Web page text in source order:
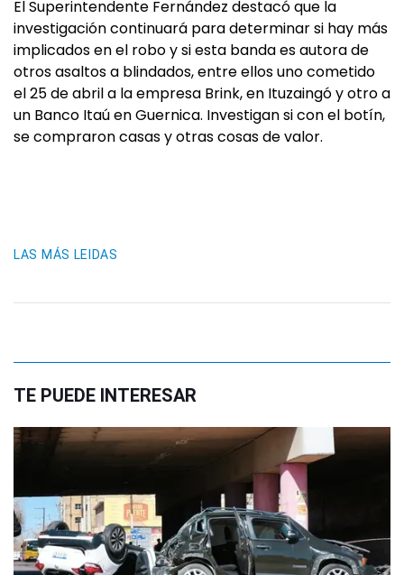
El Superintendente Fernández destacó que la
investigación continuará para determinar si hay más
implicados en el robo y si esta banda es autora de
otros asaltos a blindados, entre ellos uno cometido
el 25 de abril a la empresa Brink, en Ituzaingó y otro a
un Banco Itaú en Guernica. Investigan si con el botín,
se compraron casas y otras cosas de valor.
LAS MÁS LEIDAS
TE PUEDE INTERESAR